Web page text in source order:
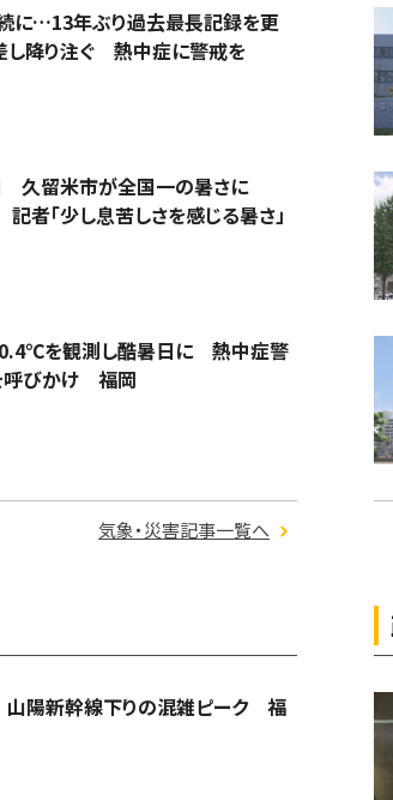
に…13年ぶり過去最長記録を更
降り注ぐ 熱中症に警戒を
久留米市が全国一の暑さに
「少し息苦しさを感じる暑さ」
を観測し酷暑日に 熱中症警
呼びかけ 福岡
気象・災害記事一覧へ
陽新幹線下りの混雑ピーク 福